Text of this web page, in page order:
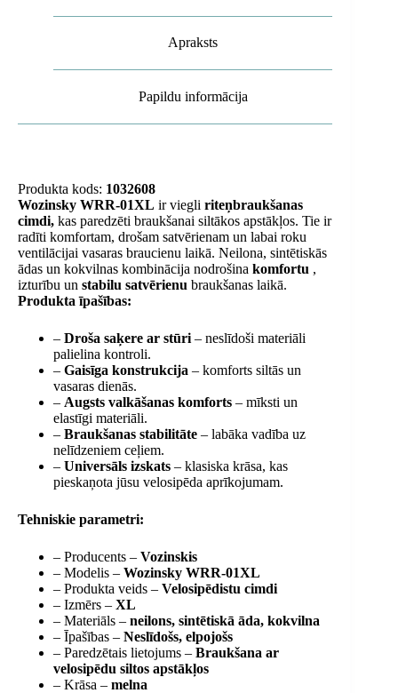
Apraksts
Papildu informācija
Produkta kods: 1032608
Wozinsky WRR-01XL ir viegli riteņbraukšanas
cimdi, kas paredzēti braukšanai siltākos apstākļos. Tie ir
radīti komfortam, drošam satvērienam un labai roku
ventilācijai vasaras braucienu laikā. Neilona, ​​sintētiskās
ādas un kokvilnas kombinācija nodrošina komfortu ,
izturību un stabilu satvērienu braukšanas laikā.
Produkta īpašības:
– Droša saķere ar stūri – neslīdoši materiāli
palielina kontroli.
– Gaisīga konstrukcija – komforts siltās un
vasaras dienās.
– Augsts valkāšanas komforts – mīksti un
elastīgi materiāli.
– Braukšanas stabilitāte – labāka vadība uz
nelīdzeniem ceļiem.
– Universāls izskats – klasiska krāsa, kas
pieskaņota jūsu velosipēda aprīkojumam.
Tehniskie parametri:
– Producents – Vozinskis
– Modelis – Wozinsky WRR-01XL
– Produkta veids – Velosipēdistu cimdi
– Izmērs – XL
– Materiāls – neilons, sintētiskā āda, kokvilna
– Īpašības – Neslīdošs, elpojošs
– Paredzētais lietojums – Braukšana ar
velosipēdu siltos apstākļos
– Krāsa – melna